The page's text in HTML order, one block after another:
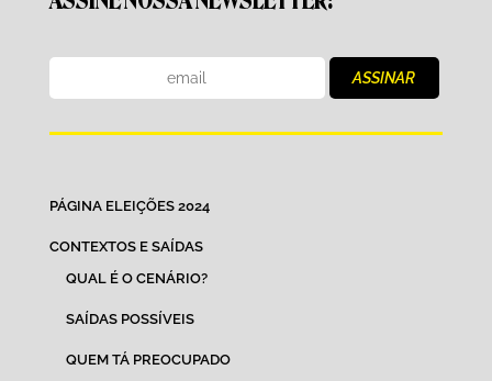
PÁGINA ELEIÇÕES 2024
CONTEXTOS E SAÍDAS
QUAL É O CENÁRIO?
SAÍDAS POSSÍVEIS
QUEM TÁ PREOCUPADO